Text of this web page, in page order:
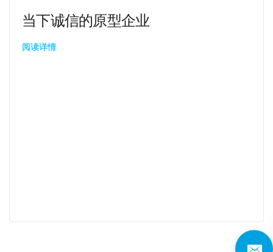
当下诚信的原型企业
阅读详情